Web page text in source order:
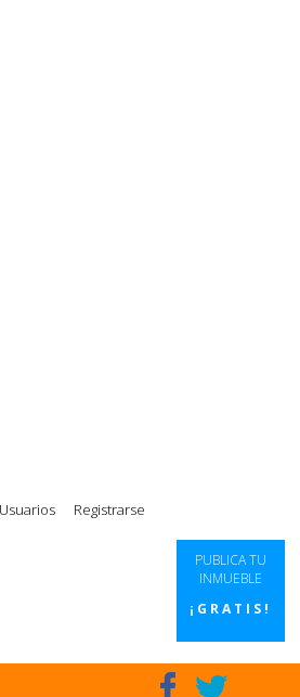
Registrarse
PUBLICA TU
INMUEBLE
¡GRATIS!